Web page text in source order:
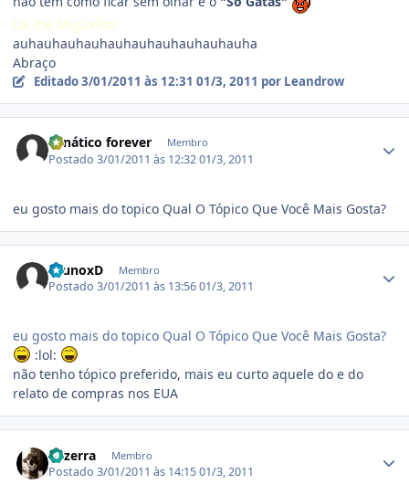
Da-lhe Miguelito
auhauhauhauhauhauhauhauhauhauha
Abraço
Editado3/01/2011 às 12:31 01/3, 2011 por Leandrow
Fanático forever Membro
Postado3/01/2011 às 12:3201/3, 2011
eu gosto mais do topico Qual O Tópico Que Você Mais Gosta?
BrunoxD Membro
Postado3/01/2011 às 13:5601/3, 2011
eu gosto mais do topico Qual O Tópico Que Você Mais Gosta?
:lol:
não tenho tópico preferido, mais eu curto aquele do e do
relato de compras nos EUA
Bezerra Membro
Postado3/01/2011 às 14:1501/3, 2011